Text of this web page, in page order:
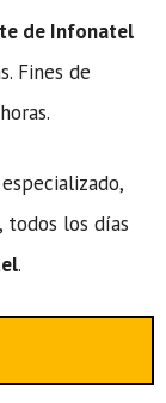
de Infonatel
Fines de
, todos los días
.